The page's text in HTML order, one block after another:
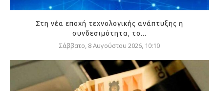
Στη νέα εποχή τεχνολογικής ανάπτυξης η
συνδεσιμότητα, το...
Σάββατο, 8 Αυγούστου 2026, 10:10